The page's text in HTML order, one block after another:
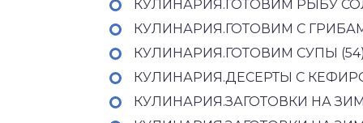
КУЛИНАРИЯ.ГОТОВИМ РЫБУ
КУЛИНАРИЯ.ГОТОВИМ С
КУЛИНАРИЯ.ГОТОВИМ СУПЫ
КУЛИНАРИЯ.ДЕСЕРТЫ С
КУЛИНАРИЯ.ЗАГОТОВКИ НА